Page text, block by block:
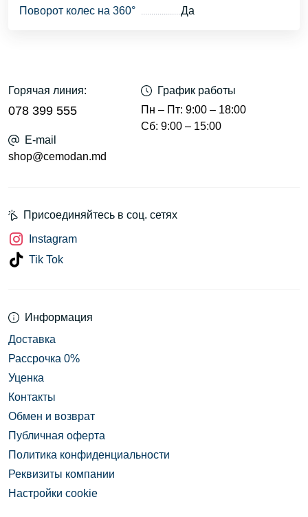
Поворот колес на 360° Да
Горячая линия:
078 399 555
График работы
Пн – Пт: 9:00 – 18:00
Сб: 9:00 – 15:00
E-mail
shop@cemodan.md
Информация
Доставка
Рассрочка 0%
Уценка
Контакты
Обмен и возврат
Публичная оферта
Политика конфиденциальности
Реквизиты компании
Настройки cookie
Присоединяйтесь в соц. сетях
Instagram
Tik Tok